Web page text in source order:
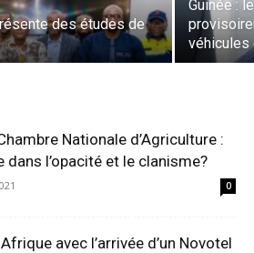
des études de
Guinée :
véhicules
Nationale d’Agriculture :
l’opacité et le clanisme?
0
avec l’arrivée d’un Novotel